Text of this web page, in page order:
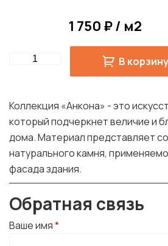
1 750 ₽ / м2
Quantity В корзину
Коллекция «Анкона» - это
который подчеркнет величие и
дома. Материал представляет
натурального камня,
фасада здания.
Обратная связь
Ваше имя*